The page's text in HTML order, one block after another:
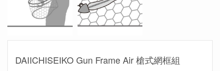
DAIICHISEIKO Gun Frame Air 槍式網框組